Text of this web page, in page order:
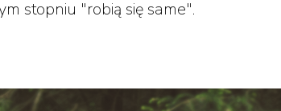
stopniu "robią się same".